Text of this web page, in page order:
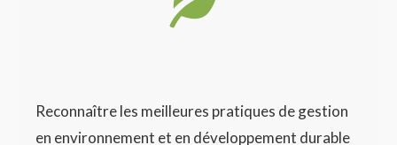
Reconnaître les meilleures pratiques de gestion
en environnement et en développement durable